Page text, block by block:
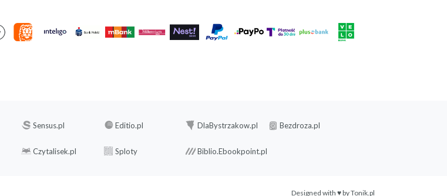
Sensus.pl Editio.pl DlaBystrzakow.pl Bezdroza.pl
Czytalisek.pl Sploty Biblio.Ebookpoint.pl
Designed with ♥ byTonik.pl